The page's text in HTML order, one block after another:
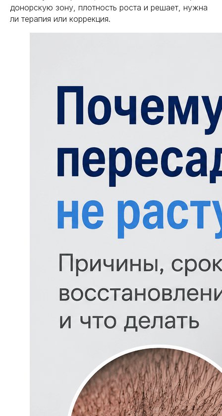
донорскую зону, плотность роста и решает, нужна
ли терапия или коррекция.
статьи
эстетическая
хирургия
и надёжным восстановлением
Пересадка волос